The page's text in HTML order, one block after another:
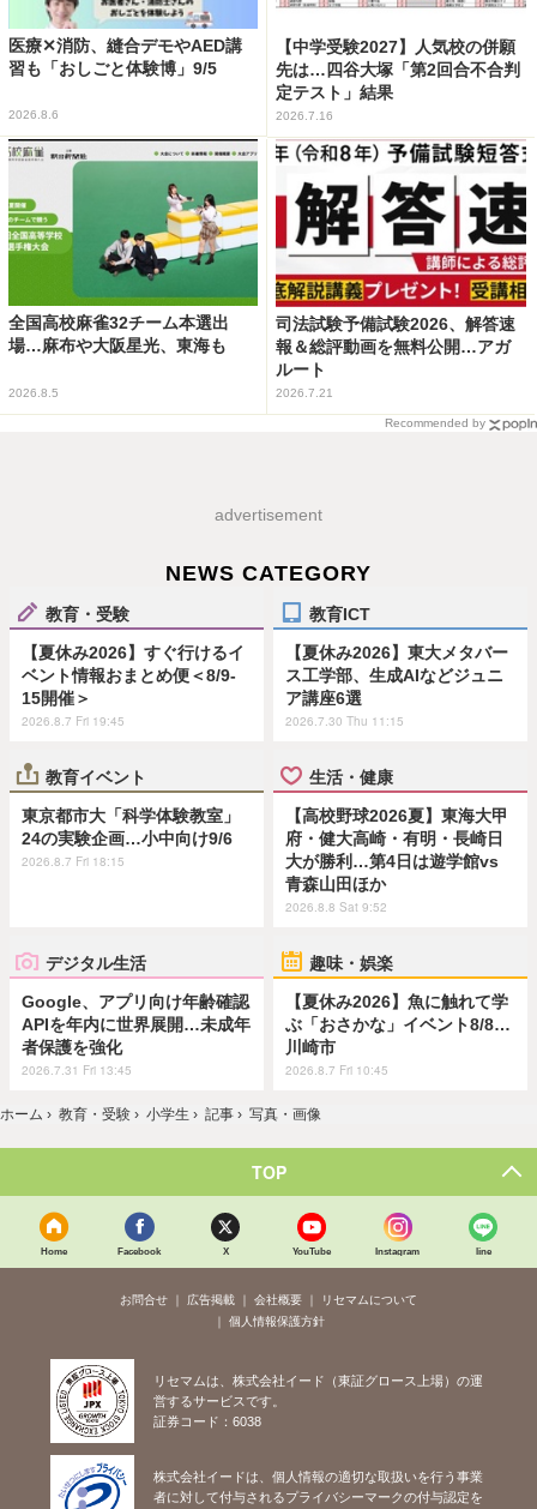
医療✕消防、縫合デモやAED講
習も「おしごと体験博」9/5
2026.8.6
【中学受験2027】人気校の併願
先は…四谷大塚「第2回合不合判
定テスト」結果
2026.7.16
全国高校麻雀32チーム本選出
場…麻布や大阪星光、東海も
2026.8.5
司法試験予備試験2026、解答速
報＆総評動画を無料公開…アガ
ルート
2026.7.21
Recommended by
advertisement
NEWS CATEGORY
教育・受験
【夏休み2026】すぐ行けるイ
ベント情報おまとめ便＜8/9-
15開催＞
2026.8.7 Fri 19:45
教育ICT
【夏休み2026】東大メタバー
ス工学部、生成AIなどジュニ
ア講座6選
2026.7.30 Thu 11:15
教育イベント
東京都市大「科学体験教室」
24の実験企画…小中向け9/6
2026.8.7 Fri 18:15
生活・健康
【高校野球2026夏】東海大甲
府・健大高崎・有明・長崎日
大が勝利…第4日は遊学館vs
青森山田ほか
2026.8.8 Sat 9:52
デジタル生活
Google、アプリ向け年齢確認
APIを年内に世界展開…未成年
者保護を強化
2026.7.31 Fri 13:45
趣味・娯楽
【夏休み2026】魚に触れて学
ぶ「おさかな」イベント8/8…
川崎市
2026.8.7 Fri 10:45
ホーム › 教育・受験 › 小学生 › 記事 › 写真・画像
TOP
Home Facebook X YouTube Instagram line
お問合せ 広告掲載 会社概要
リセマムについて
個人情報保護方針
リセマムは、株式会社イード（東証グロース上場）の運
営するサービスです。
証券コード：6038
株式会社イードは、個人情報の適切な取扱いを行う事業
者に対して付与されるプライバシーマークの付与認定を